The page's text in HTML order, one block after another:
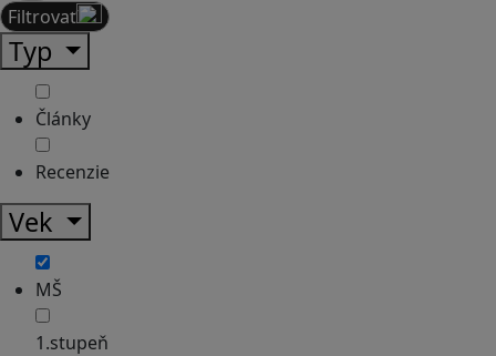
Filtrovať
Typ
Články
Recenzie
Vek
MŠ
1.stupeň